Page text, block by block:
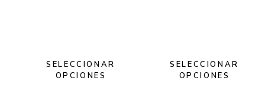
SELECCIONAR
OPCIONES
SELECCIONAR
OPCIONES